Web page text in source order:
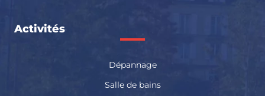
Activités
Dépannage
Salle de bains